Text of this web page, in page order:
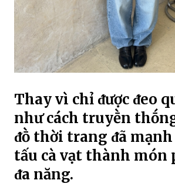
Thay vì chỉ ᵭược ᵭeo
như cách truyḕn
ᵭṑ thời trang ᵭã
tấu cà vạt thành món
ᵭa năng.